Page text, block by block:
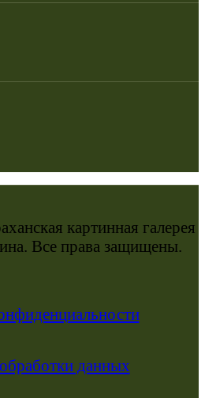
картинная галерея
Все права защищены.
данных